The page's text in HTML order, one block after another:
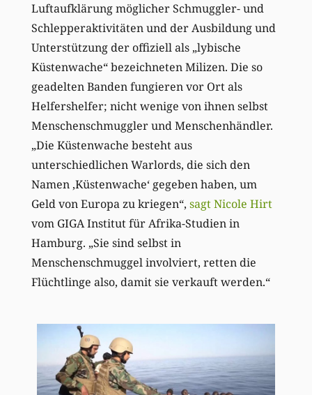
Luftaufklärung möglicher Schmuggler- und
Schlepperaktivitäten und der Ausbildung und
Unterstützung der offiziell als „lybische
Küstenwache“ bezeichneten Milizen. Die so
geadelten Banden fungieren vor Ort als
Helfershelfer; nicht wenige von ihnen selbst
Menschenschmuggler und Menschenhändler.
„Die Küstenwache besteht aus
unterschiedlichen Warlords, die sich den
Namen ‚Küstenwache‘ gegeben haben, um
Geld von Europa zu kriegen“, sagt Nicole Hirt
vom GIGA Institut für Afrika-Studien in
Hamburg. „Sie sind selbst in
Menschenschmuggel involviert, retten die
Flüchtlinge also, damit sie verkauft werden.“